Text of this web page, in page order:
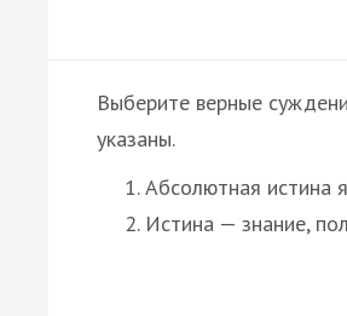
Выберите верные
указаны.
Абсолютная истина
Истина — знание,